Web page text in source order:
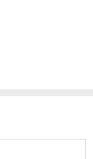
HSD: 2 Năm -